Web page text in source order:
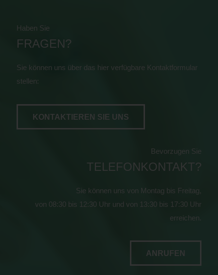
Haben Sie
FRAGEN?
Sie können uns über das hier verfügbare Kontaktformular
stellen:
KONTAKTIEREN SIE UNS
Bevorzugen Sie
TELEFONKONTAKT?
Sie können uns von Montag bis Freitag,
von 08:30 bis 12:30 Uhr und von 13:30 bis 17:30 Uhr
erreichen.
ANRUFEN